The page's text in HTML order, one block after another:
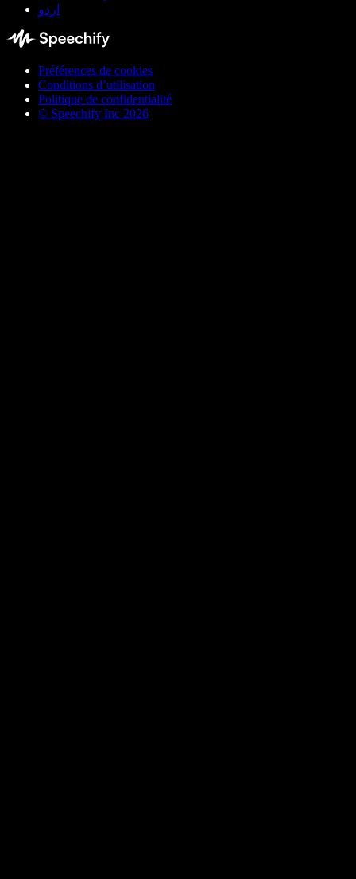
اردو
Préférences de cookies
Conditions d’utilisation
Politique de confidentialité
© Speechify Inc 2026